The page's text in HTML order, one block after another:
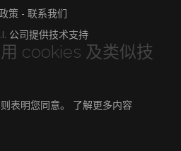
策 - 联系我们
公司提供技术支持
cookies 及类似技
表明您同意。 了解更多内容